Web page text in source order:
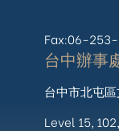
Fax:06-
台中辦事
台中市北屯
Level 15,